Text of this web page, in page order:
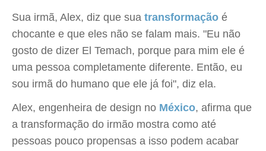
Sua irmã, Alex, diz que sua transformação é
chocante e que eles não se falam mais. "Eu não
gosto de dizer El Temach, porque para mim ele é
uma pessoa completamente diferente. Então, eu
sou irmã do humano que ele já foi", diz ela.
Alex, engenheira de design no México, afirma que
a transformação do irmão mostra como até
pessoas pouco propensas a isso podem acabar